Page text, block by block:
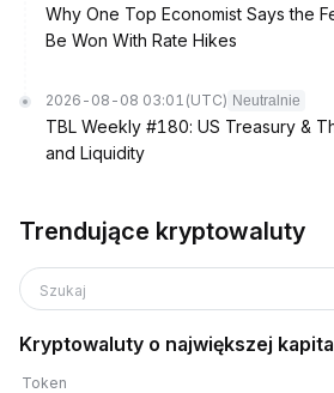
Why One Top Economist Says the
Be Won With Rate Hikes
2026-08-08 03:01 (UTC) Neutralnie
TBL Weekly #180: US Treasury &
and Liquidity
Trendujące kryptowaluty
Szukaj
Kryptowaluty o największej
Token